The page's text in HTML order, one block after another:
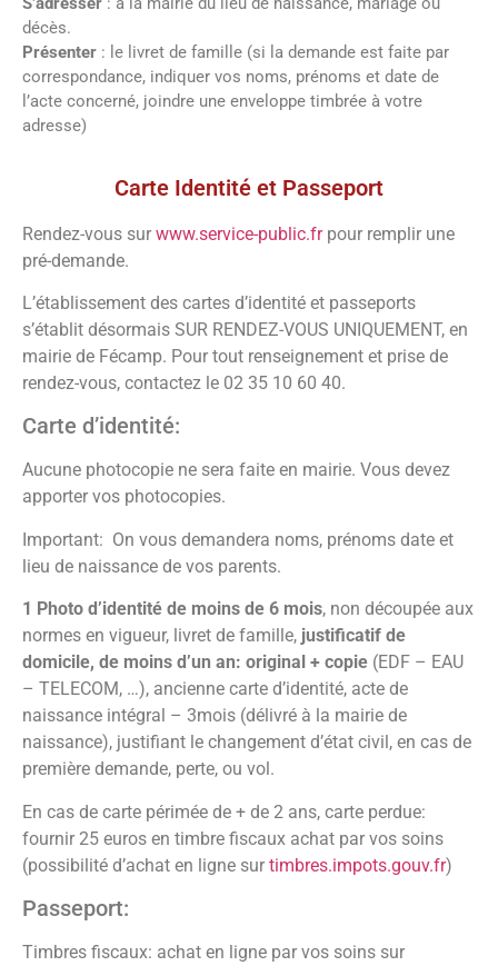
Faîtes vos démarches en ligne sur notre
site en cliquant sur le bouton ci-dessous
décès.
Présenter : le livret de famille (si la demande est faite par
correspondance, indiquer vos noms, prénoms et date de
l’acte concerné, joindre une enveloppe timbrée à votre
adresse)
Carte Identité et Passeport
Rendez-vous sur www.service-public.frpour remplir une
pré-demande.
L’établissement des cartes d’identité et passeports
s’établit désormais SUR RENDEZ-VOUS UNIQUEMENT, en
mairie de Fécamp. Pour tout renseignement et prise de
rendez-vous, contactez le 02 35 10 60 40.
Carte d’identité:
Aucune photocopie ne sera faite en mairie. Vous devez
apporter vos photocopies.
Important: On vous demandera noms, prénoms date et
lieu de naissance de vos parents.
1 Photo d’identité de moins de 6 mois, non découpée aux
normes en vigueur, livret de famille, justificatif de
domicile, de moins d’un an: original + copie (EDF – EAU
– TELECOM, …), ancienne carte d’identité, acte de
naissance intégral – 3mois (délivré à la mairie de
naissance), justifiant le changement d’état civil, en cas de
première demande, perte, ou vol.
En cas de carte périmée de + de 2 ans, carte perdue:
fournir 25 euros en timbre fiscaux achat par vos soins
(possibilité d’achat en ligne sur timbres.impots.gouv.fr)
Passeport:
Timbres fiscaux: achat en ligne par vos soins sur